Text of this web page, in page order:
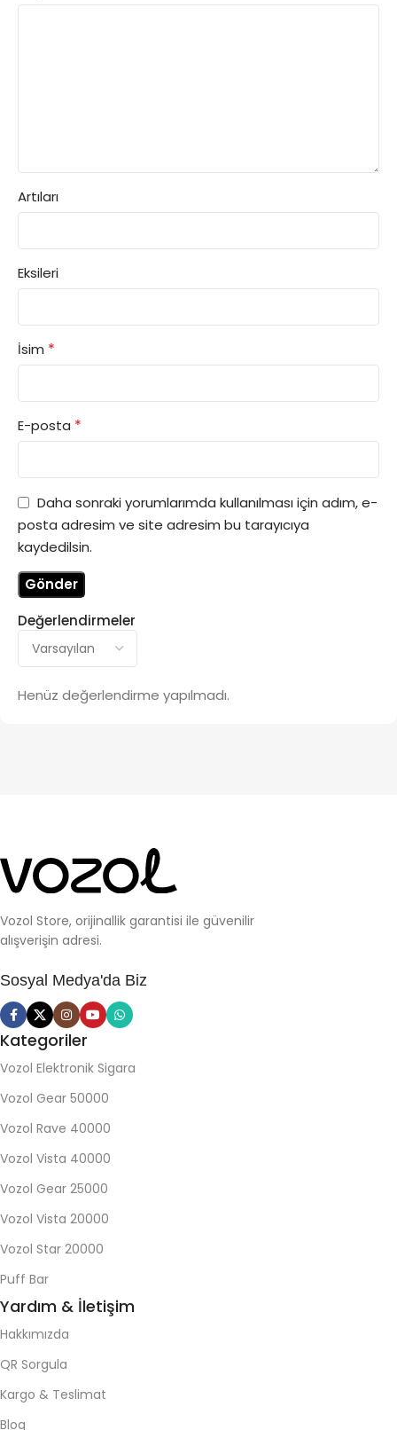
Değerlendirmeler
Henüz değerlendirme yapılmadı.
Artıları
Eksileri
İsim *
E-posta *
Daha sonraki yorumlarımda kullanılması için adım, e-
posta adresim ve site adresim bu tarayıcıya
kaydedilsin.
Vozol Store, orijinallik garantisi ile güvenilir
alışverişin adresi.
Sosyal Medya'da Biz
Kategoriler
Vozol Elektronik Sigara
Vozol Gear 50000
Vozol Rave 40000
Vozol Vista 40000
Vozol Gear 25000
Vozol Vista 20000
Vozol Star 20000
Puff Bar
Yardım & İletişim
Hakkımızda
QR Sorgula
Kargo & Teslimat
Blog